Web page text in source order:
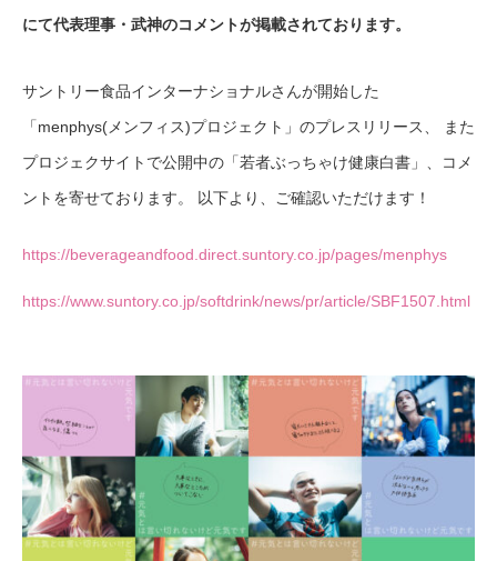
にて代表理事・武神のコメントが掲載されております。
サントリー食品インターナショナルさんが開始した
「menphys(メンフィス)プロジェクト」のプレスリリース、 また
プロジェクサイトで公開中の「若者ぶっちゃけ健康白書」、コメ
ントを寄せております。 以下より、ご確認いただけます！
https://beverageandfood.direct.suntory.co.jp/pages/menphys
https://www.suntory.co.jp/softdrink/news/pr/article/SBF1507.html